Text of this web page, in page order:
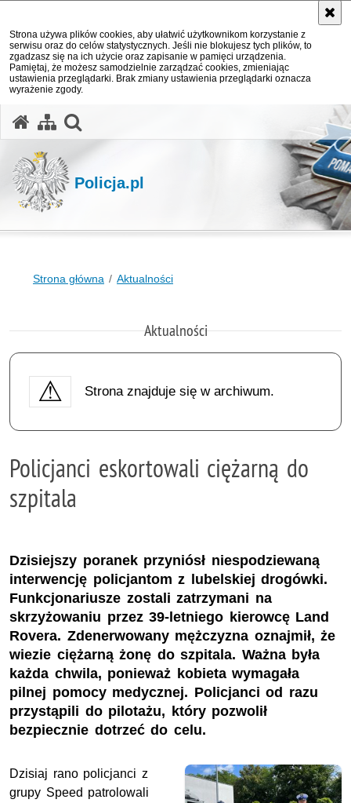
Strona używa plików cookies, aby ułatwić użytkownikom korzystanie z
serwisu oraz do celów statystycznych. Jeśli nie blokujesz tych plików, to
zgadzasz się na ich użycie oraz zapisanie w pamięci urządzenia.
Pamiętaj, że możesz samodzielnie zarządzać cookies, zmieniając
ustawienia przeglądarki. Brak zmiany ustawienia przeglądarki oznacza
wyrażenie zgody.
Policja.pl
Strona główna Aktualności
Aktualności
Strona znajduje się w archiwum.
Policjanci eskortowali ciężarną do
szpitala
Dzisiejszy poranek przyniósł niespodziewaną
interwencję policjantom z lubelskiej drogówki.
Funkcjonariusze zostali zatrzymani na
skrzyżowaniu przez 39-letniego kierowcę Land
Rovera. Zdenerwowany mężczyzna oznajmił, że
wiezie ciężarną żonę do szpitala. Ważna była
każda chwila, ponieważ kobieta wymagała
pilnej pomocy medycznej. Policjanci od razu
przystąpili do pilotażu, który pozwolił
bezpiecznie dotrzeć do celu.
Dzisiaj rano policjanci z
grupy Speed patrolowali